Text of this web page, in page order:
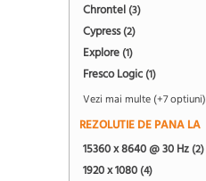
Chrontel (3)
Cypress(2)
Explore (1)
Fresco Logic (1)
Vezi mai multe (+7 optiuni)
REZOLUTIE DE PANA LA
15360 x 8640 @ 30 Hz (2)
1920 x 1080 (4)